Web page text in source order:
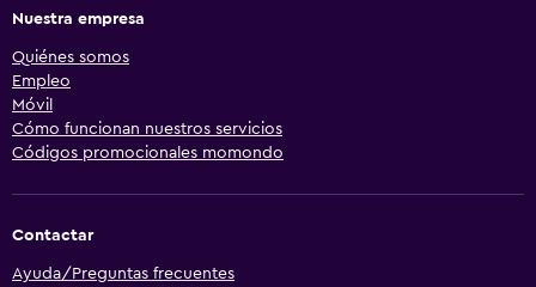
Nuestra empresa
Quiénes somos
Empleo
Móvil
Cómo funcionan nuestros servicios
Códigos promocionales momondo
Contactar
Ayuda/Preguntas frecuentes